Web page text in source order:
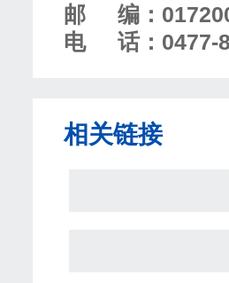
邮
编：
电
话：0477-
相关链接